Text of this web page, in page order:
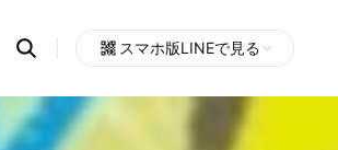
Search
OpenChats
messages
search
area
スマホ版LINEで見る